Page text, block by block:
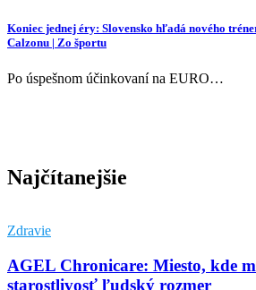
Koniec jednej éry: Slovensko hľadá nového
Calzonu | Zo športu
Po úspešnom účinkovaní na EURO…
Najčítanejšie
Zdravie
AGEL Chronicare: Miesto, kde
starostlivosť ľudský rozmer